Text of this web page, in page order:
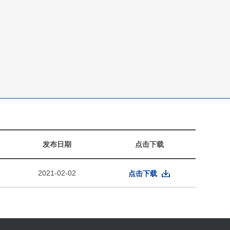
发布日期 点击下载
2021-02-02 点击下载